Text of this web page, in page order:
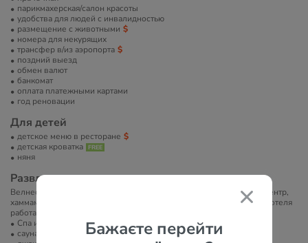
Бажаєте перейти
парикмахерская/салон красоты
удобства для людей с инвалидностью
размещение с животными
номера для некурящих
трансфер в/из аэропорта
поздний выезд
обмен валют
банкомат
оплата платежными картами
год реновации
Для детей
детское меню в ресторане
детская кроватка
няня
Развлечение и спорт
Велнес-услуги отеля включают хорошо оборудованный фитнес-центр,
хаммам, гидромассажную ванну и крытый бассейн. На территории отеля
работает парикмахерская.
Спа или велнес-центр
сауна/баня/хамам